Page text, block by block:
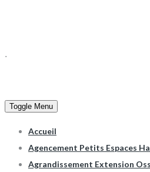
.
Toggle Menu
Accueil
Agencement Petits Espaces
Agrandissement Extension